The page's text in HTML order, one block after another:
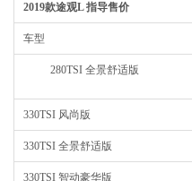
2019款途观L 指导售价
车型
280TSI 全景舒适版
330TSI 风尚版
330TSI 全景舒适版
330TSI 智动豪华版